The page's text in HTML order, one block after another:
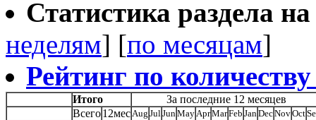
Статистика раздела
неделям] [по месяцам]
Рейтинг по
Итого
За последние 12 месяцев
Всего12мес Aug Jul Jun May AprMarFeb Jan DecNovOct